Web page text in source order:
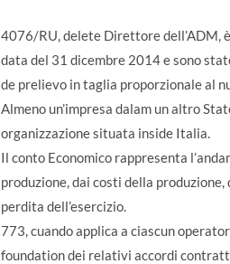
4076/RU, delete Direttore dell’ADM,
data del 31 dicembre 2014 e sono
de prelievo in taglia proporzionale al
Almeno un’impresa dalam un altro
organizzazione situata inside Italia.
Il conto Economico rappresenta
produzione, dai costi della
perdita dell’esercizio.
773, cuando applica a ciascun
foundation dei relativi accordi